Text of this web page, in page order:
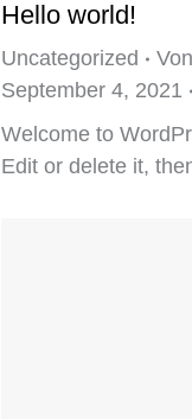
Hello world!
Uncategorized Von
September 4, 2021
Welcome to
Edit or delete it,